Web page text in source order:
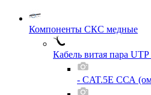
Компоненты СКС медные
Кабель витая пара
- CAT.5E ССА